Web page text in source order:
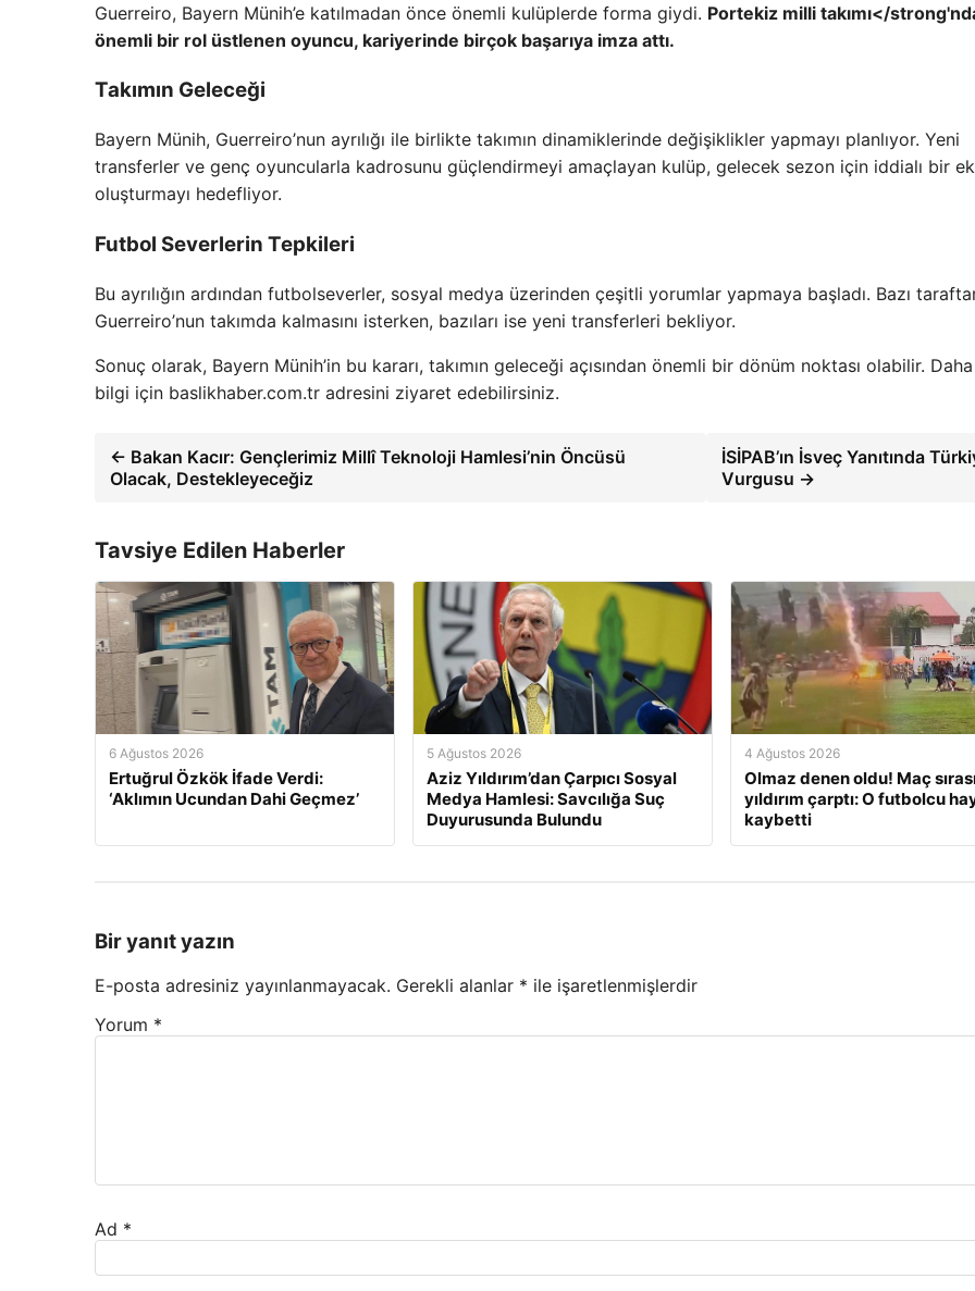
Guerreiro, Bayern Münih’e katılmadan önce önemli kulüplerde forma giydi. Portekiz milli takımı</
önemli bir rol üstlenen oyuncu, kariyerinde birçok başarıya imza attı.
Takımın Geleceği
Bayern Münih, Guerreiro’nun ayrılığı ile birlikte takımın dinamiklerinde değişiklikler yapmayı planlıyor. Yeni
transferler ve genç oyuncularla kadrosunu güçlendirmeyi amaçlayan kulüp, gelecek sezon için iddialı bir
oluşturmayı hedefliyor.
Futbol Severlerin Tepkileri
Bu ayrılığın ardından futbolseverler, sosyal medya üzerinden çeşitli yorumlar yapmaya başladı. Bazı
Guerreiro’nun takımda kalmasını isterken, bazıları ise yeni transferleri bekliyor.
Sonuç olarak, Bayern Münih’in bu kararı, takımın geleceği açısından önemli bir dönüm noktası olabilir.
bilgi için baslikhaber.com.tr adresini ziyaret edebilirsiniz.
← Bakan Kacır: Gençlerimiz Millî Teknoloji Hamlesi’nin Öncüsü
Olacak, Destekleyeceğiz
İSİPAB’ın İsveç Yanıtında
Vurgusu →
Tavsiye Edilen Haberler
6 Ağustos 2026
Ertuğrul Özkök İfade Verdi:
‘Aklımın Ucundan Dahi Geçmez’
5 Ağustos 2026
Aziz Yıldırım’dan Çarpıcı Sosyal
Medya Hamlesi: Savcılığa Suç
Duyurusunda Bulundu
4 Ağustos 2026
Olmaz denen oldu! Maç
yıldırım çarptı: O futbolcu
kaybetti
Bir yanıt yazın
E-posta adresiniz yayınlanmayacak. Gerekli alanlar * ile işaretlenmişlerdir
Yorum *
Ad *